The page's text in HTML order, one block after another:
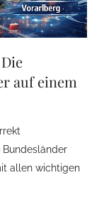
auf einem
Bundesländer
allen wichtigen